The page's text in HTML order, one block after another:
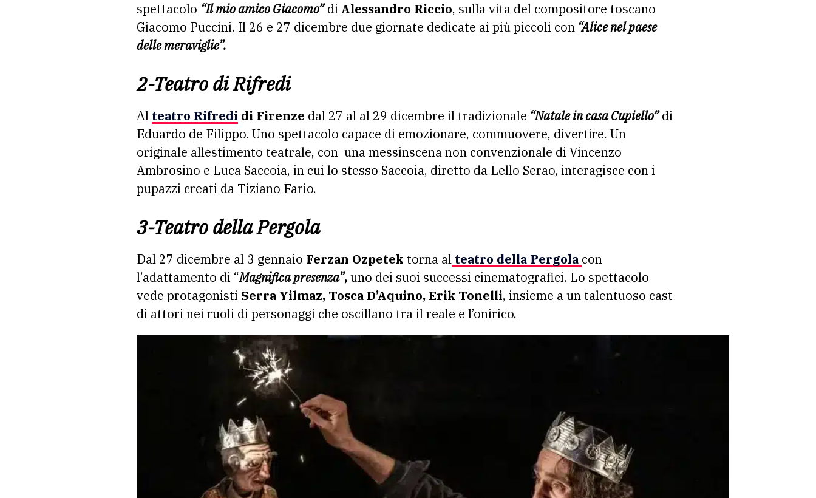
spettacolo “Il mio amico Giacomo”di Alessandro Riccio, sulla vita del compositore toscano
Giacomo Puccini. Il 26 e 27 dicembre due giornate dedicate ai più piccoli con “Alice nel paese
delle meraviglie”.
2-Teatro di Rifredi
Al teatro Rifredi di Firenze dal 27 al al 29 dicembre il tradizionale “Natale in casa Cupiello”di
Eduardo de Filippo. Uno spettacolo capace di emozionare, commuovere, divertire. Un
originale allestimento teatrale, con una messinscena non convenzionale di Vincenzo
Ambrosino e Luca Saccoia, in cui lo stesso Saccoia, diretto da Lello Serao, interagisce con i
pupazzi creati da Tiziano Fario.
3-Teatro della Pergola
Dal 27 dicembre al 3 gennaio Ferzan Ozpetek torna al teatro della Pergola con
l’adattamento di “Magnifica presenza”,uno dei suoi successi cinematografici. Lo spettacolo
vede protagonisti Serra Yilmaz, Tosca D’Aquino, Erik Tonelli, insieme a un talentuoso cast
di attori nei ruoli di personaggi che oscillano tra il reale e l’onirico.